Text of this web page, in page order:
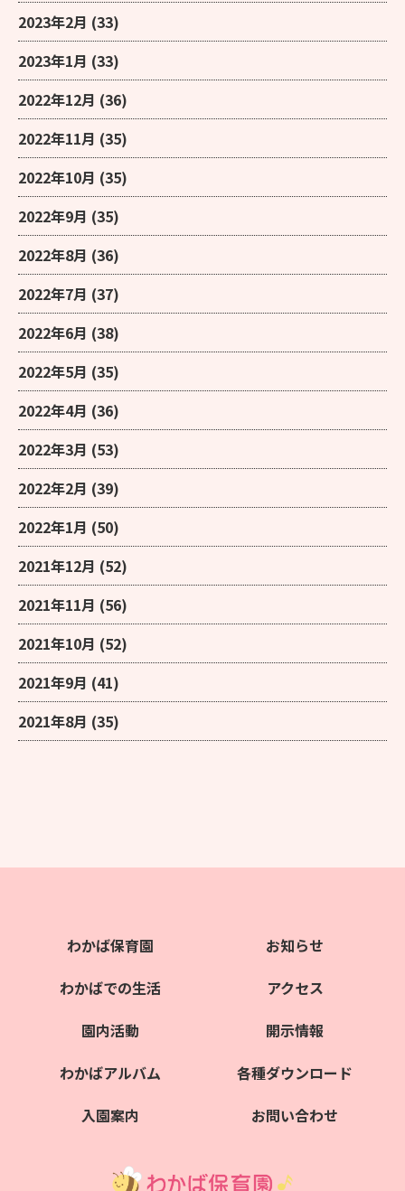
2023年2月 (33)
2023年1月 (33)
2022年12月 (36)
2022年11月 (35)
2022年10月 (35)
2022年9月 (35)
2022年8月 (36)
2022年7月 (37)
2022年6月 (38)
2022年5月 (35)
2022年4月 (36)
2022年3月 (53)
2022年2月 (39)
2022年1月 (50)
2021年12月 (52)
2021年11月 (56)
2021年10月 (52)
2021年9月 (41)
2021年8月 (35)
わかば保育園
わかばでの生活
園内活動
わかばアルバム
入園案内
お知らせ
アクセス
開示情報
各種ダウンロード
お問い合わせ